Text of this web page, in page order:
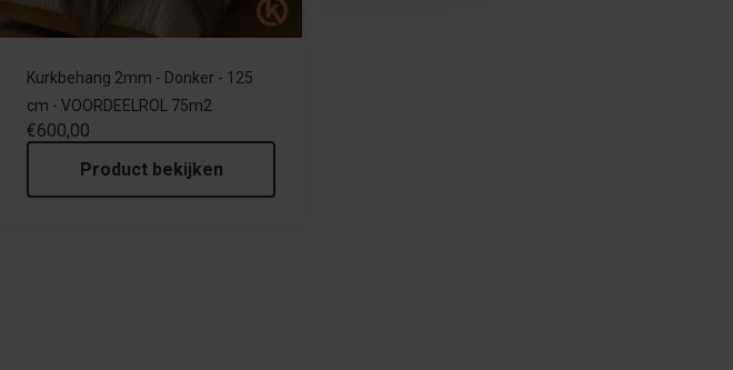
Kurkbehang 2mm - Donker - 125
cm - VOORDEELROL 75m2
€600,00
Product bekijken